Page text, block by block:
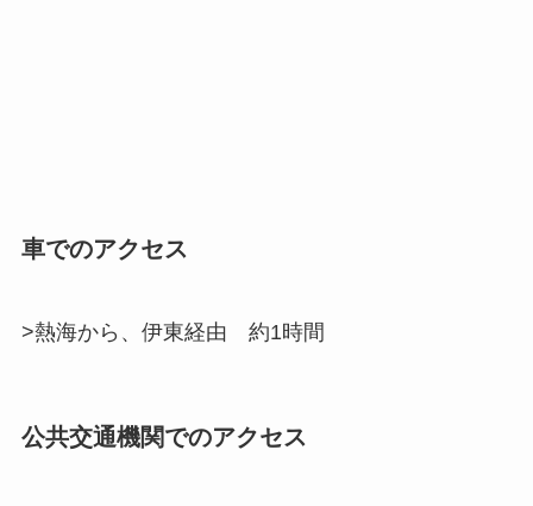
車でのアクセス
>熱海から、伊東経由 約1時間
公共交通機関でのアクセス